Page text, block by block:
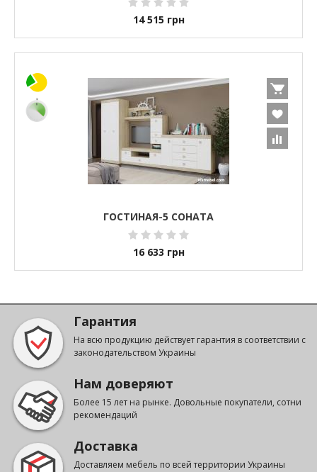
14 515 грн
ГОСТИНАЯ-5 СОНАТА
16 633 грн
Гарантия
На всю продукцию действует гарантия в соответствии с
законодательством Украины
Нам доверяют
Более 15 лет на рынке. Довольные покупатели, сотни
рекомендаций
Доставка
Доставляем мебель по всей территории Украины